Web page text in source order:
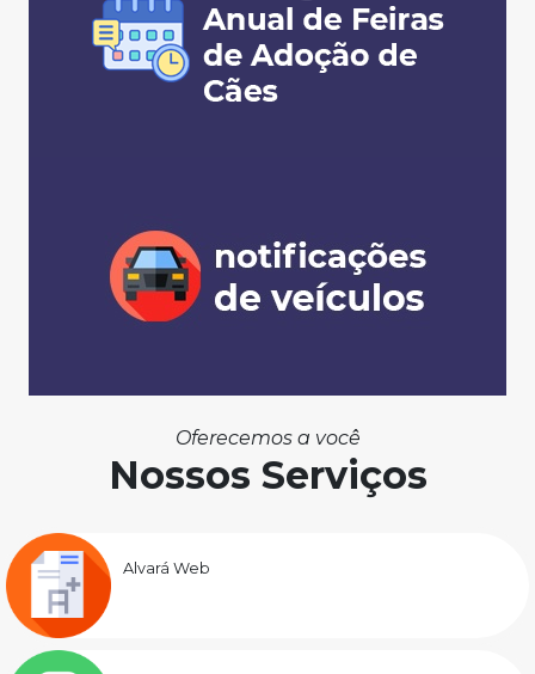
Oferecemos a você
Nossos Serviços
Alvará Web